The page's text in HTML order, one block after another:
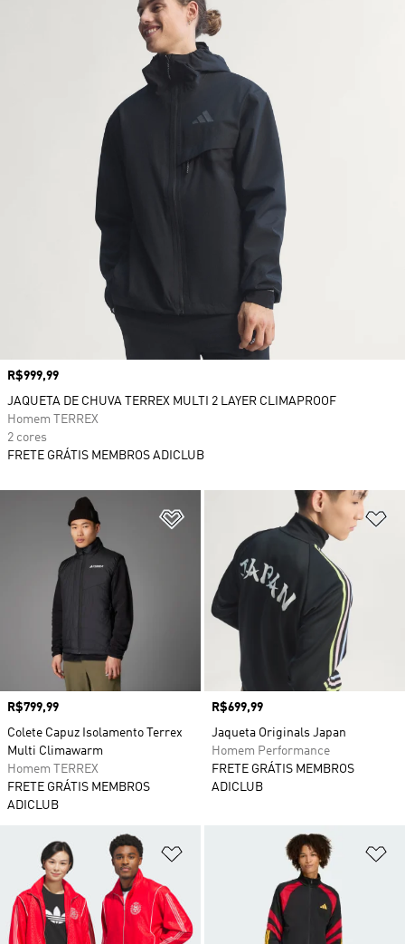
Adicionar à Lista de Desejos
Preço
R$799,99
Colete Capuz Isolamento Terrex
Multi Climawarm
Homem TERREX
FRETE GRÁTIS MEMBROS
ADICLUB
Preço
R$699,99
Jaqueta Originals Japan
Homem Performance
FRETE GRÁTIS MEMBROS
ADICLUB
Adicionar à Lista de Desejos
Preço
R$999,99
JAQUETA DE CHUVA TERREX MULTI 2 LAYER CLIMAPROOF
Homem TERREX
2 cores
FRETE GRÁTIS MEMBROS ADICLUB